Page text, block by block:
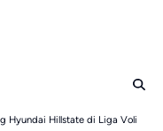
Hyundai Hillstate di Liga Voli